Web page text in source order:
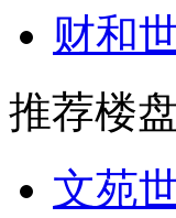
财和
推荐楼盘
文苑